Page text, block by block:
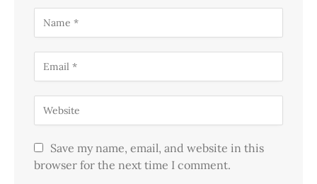
Save my name, email, and website in this
browser for the next time I comment.